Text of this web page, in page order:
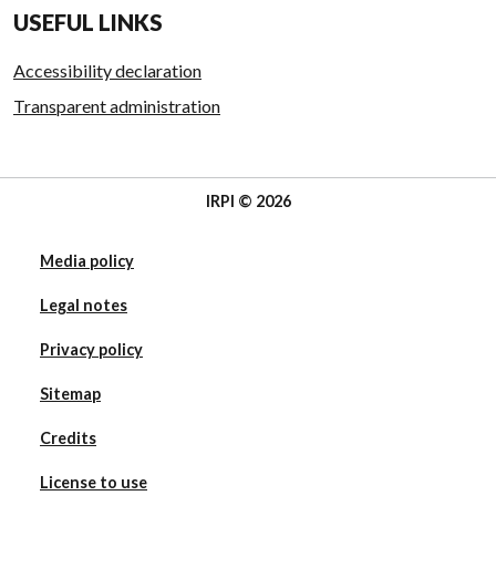
USEFUL LINKS
Accessibility declaration
Transparent administration
IRPI © 2026
Media policy
Legal notes
Privacy policy
Sitemap
Credits
License to use